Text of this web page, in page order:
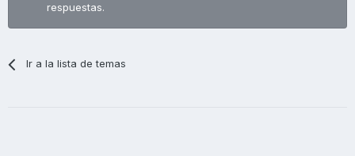
respuestas.
Ir a la lista de temas